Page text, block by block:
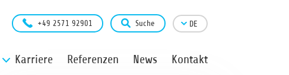
Karriere Referenzen News Kontakt
+49 2571 92901 Suche DE